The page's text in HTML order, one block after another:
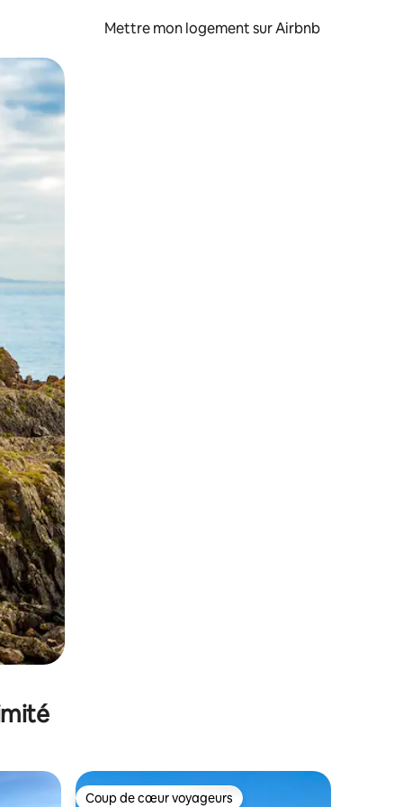
Mettre mon logement sur Airbnb
glisser.
Coup de cœur voyageurs